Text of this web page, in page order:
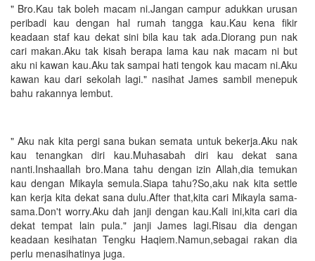
" Bro.Kau tak boleh macam ni.Jangan campur adukkan urusan
peribadi kau dengan hal rumah tangga kau.Kau kena fikir
keadaan staf kau dekat sini bila kau tak ada.Diorang pun nak
cari makan.Aku tak kisah berapa lama kau nak macam ni but
aku ni kawan kau.Aku tak sampai hati tengok kau macam ni.Aku
kawan kau dari sekolah lagi." nasihat James sambil menepuk
bahu rakannya lembut.
" Aku nak kita pergi sana bukan semata untuk bekerja.Aku nak
kau tenangkan diri kau.Muhasabah diri kau dekat sana
nanti.Inshaallah bro.Mana tahu dengan izin Allah,dia temukan
kau dengan Mikayla semula.Siapa tahu?So,aku nak kita settle
kan kerja kita dekat sana dulu.After that,kita cari Mikayla sama-
sama.Don't worry.Aku dah janji dengan kau.Kali ini,kita cari dia
dekat tempat lain pula." janji James lagi.Risau dia dengan
keadaan kesihatan Tengku Haqiem.Namun,sebagai rakan dia
perlu menasihatinya juga.